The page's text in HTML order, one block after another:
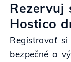
Rezervuj
Hostico
Registrovať
bezpečné a